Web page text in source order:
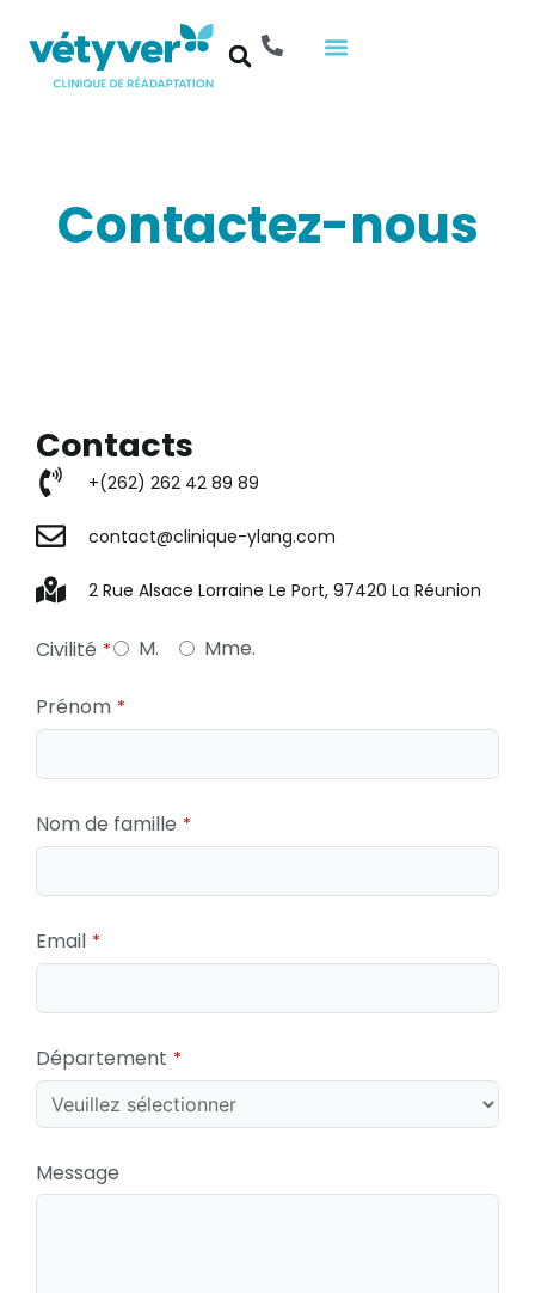
contenu
Contactez-nous
Contacts
+(262) 262 42 89 89
contact@clinique-ylang.com
2 Rue Alsace Lorraine Le Port, 97420 La Réunion
Civilité * M. Mme.
Prénom *
Nom de famille *
Contact Email *
Email *
Département *
Message